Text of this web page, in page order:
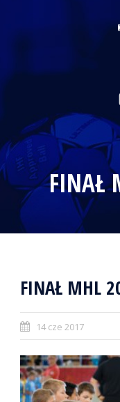
FINAŁ
FINAŁ MHL
14 cze 2017